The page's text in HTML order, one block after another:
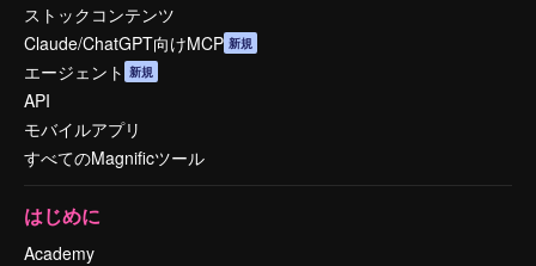
ストックコンテンツ
Claude/ChatGPT向けMCP 新規
エージェント 新規
API
モバイルアプリ
すべてのMagnificツール
はじめに
Academy